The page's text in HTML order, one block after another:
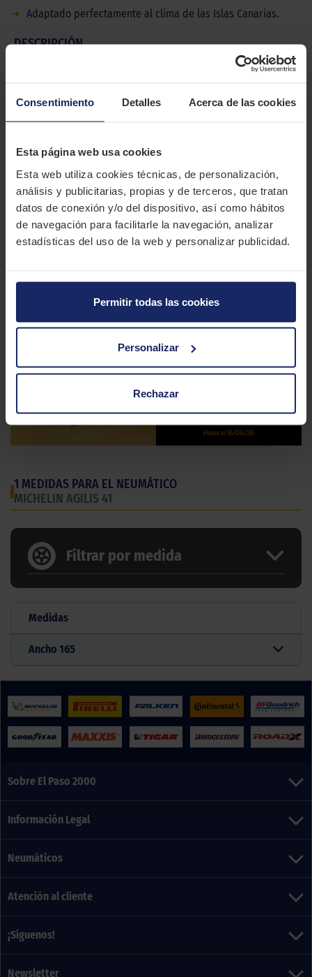
Consentimiento Detalles Acerca de las cookies
Esta página web usa cookies
Esta web utiliza cookies técnicas, de personalización,
análisis y publicitarias, propias y de terceros, que tratan
datos de conexión y/o del dispositivo, así como hábitos
de navegación para facilitarle la navegación, analizar
estadísticas del uso de la web y personalizar publicidad.
Permitir todas las cookies
Personalizar
Rechazar
➜ Adaptado perfectamente al clima de las Islas Canarias.
DESCRIPCIÓN
Modelo
AGILIS 41
Estación
Verano
1 MEDIDAS PARA EL NEUMÁTICO
MICHELIN AGILIS 41
Filtrar por medida
Medidas
Ancho 165
Sobre El Paso 2000
Información Legal
Neumáticos
Atención al cliente
¡Síguenos!
Newsletter